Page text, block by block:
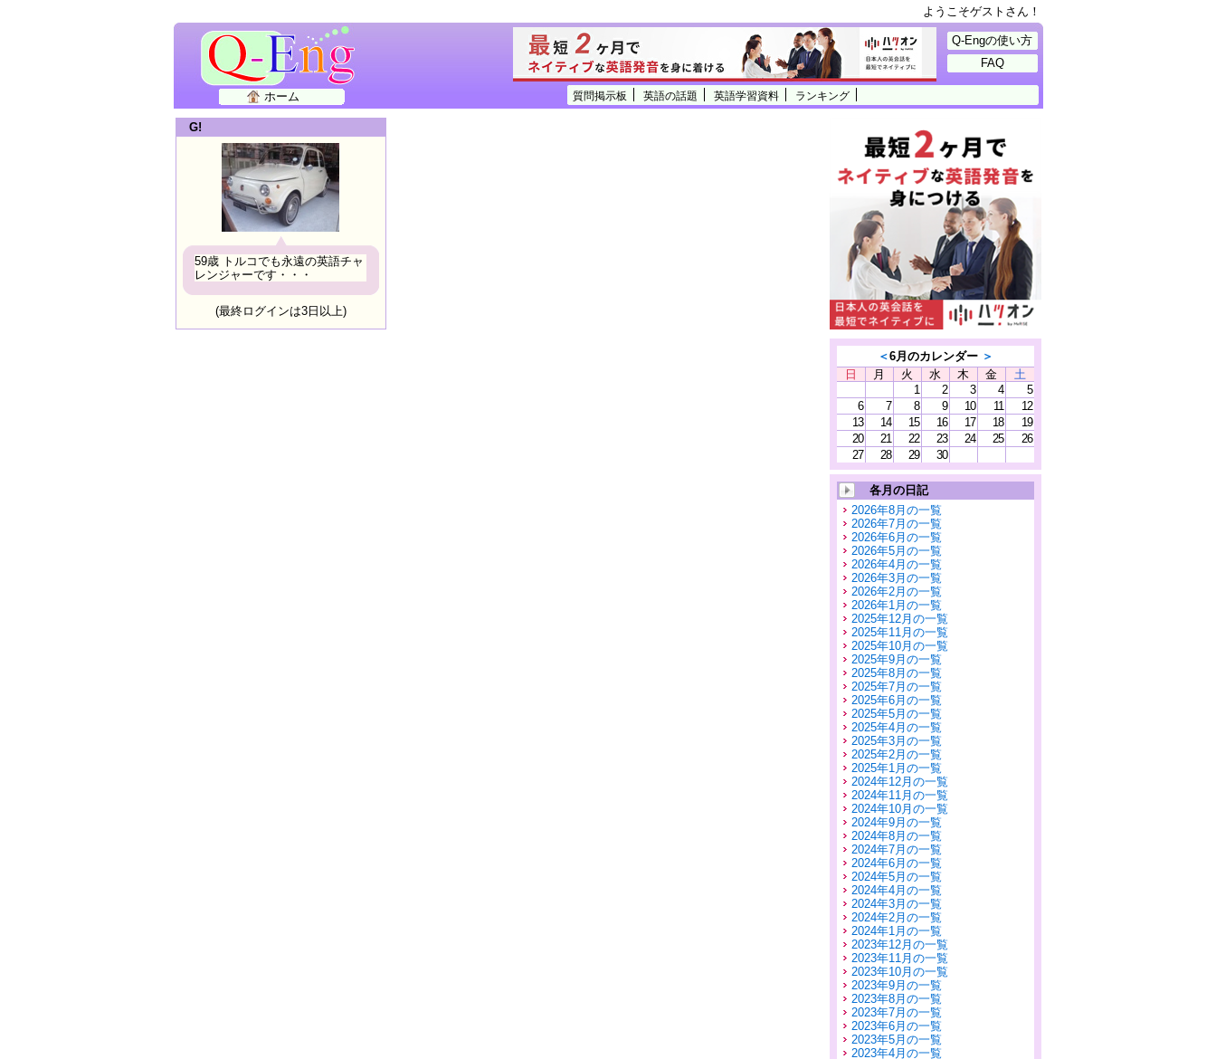
ようこそゲストさん！
質問掲示板 英語の話題 英語学習資料 ランキング
ホーム
Q-Engの使い方
FAQ
G!
59歳 トルコでも永遠の英語チャ
レンジャーです・・・
(最終ログインは3日以上)
＜6月のカレンダー ＞
日
月 火 水 木 金
土
1
2 3 4
5
6
7 8 9 10 11
12
13
14 15 16 17 18
19
20
21 22 23 24 25
26
27
28 29 30
各月の日記
2026年8月の一覧
2026年7月の一覧
2026年6月の一覧
2026年5月の一覧
2026年4月の一覧
2026年3月の一覧
2026年2月の一覧
2026年1月の一覧
2025年12月の一覧
2025年11月の一覧
2025年10月の一覧
2025年9月の一覧
2025年8月の一覧
2025年7月の一覧
2025年6月の一覧
2025年5月の一覧
2025年4月の一覧
2025年3月の一覧
2025年2月の一覧
2025年1月の一覧
2024年12月の一覧
2024年11月の一覧
2024年10月の一覧
2024年9月の一覧
2024年8月の一覧
2024年7月の一覧
2024年6月の一覧
2024年5月の一覧
2024年4月の一覧
2024年3月の一覧
2024年2月の一覧
2024年1月の一覧
2023年12月の一覧
2023年11月の一覧
2023年10月の一覧
2023年9月の一覧
2023年8月の一覧
2023年7月の一覧
2023年6月の一覧
2023年5月の一覧
2023年4月の一覧